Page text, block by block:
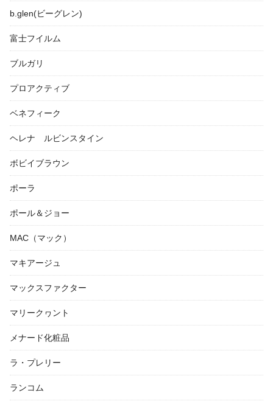
b.glen(ビーグレン)
富士フイルム
ブルガリ
プロアクティブ
ベネフィーク
ヘレナ ルビンスタイン
ボビイブラウン
ポーラ
ポール＆ジョー
MAC（マック）
マキアージュ
マックスファクター
マリークヮント
メナード化粧品
ラ・プレリー
ランコム